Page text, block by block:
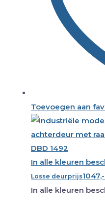
Toevoegen aan
DBD 1492
In alle kleuren
Losse deurprijs1047,-
In alle kleuren